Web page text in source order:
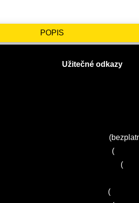
POPIS
Užitečné odkazy
(
(
(